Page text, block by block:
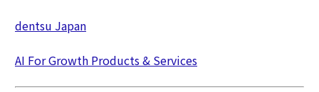
dentsu Japan
AI For Growth Products & Services